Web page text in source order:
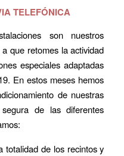
TELEFÓNICA
son nuestros
que retomes la actividad
especiales adaptadas
En estos meses hemos
de nuestras
de las diferentes
totalidad de los recintos y